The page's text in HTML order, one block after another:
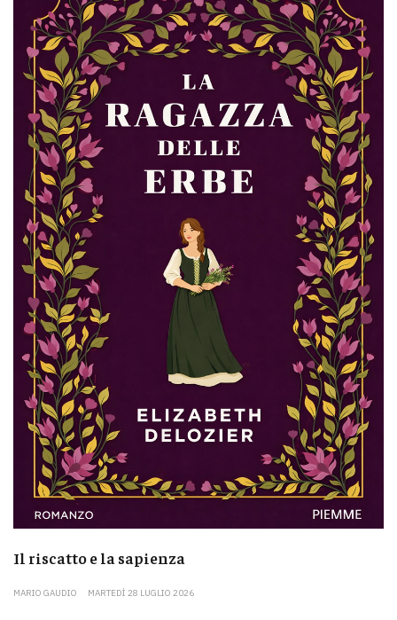
Il riscatto e la sapienza
MARIO GAUDIO MARTEDÌ 28 LUGLIO 2026